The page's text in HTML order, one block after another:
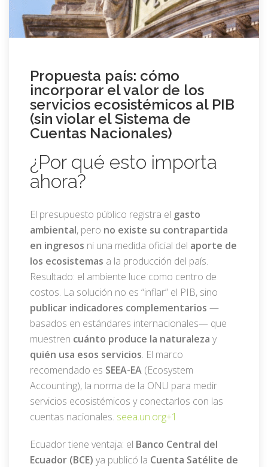
Propuesta país: cómo
incorporar el valor de los
servicios ecosistémicos al PIB
(sin violar el Sistema de
Cuentas Nacionales)
¿Por qué esto importa
ahora?
El presupuesto público registra el gasto
ambiental, pero no existe su contrapartida
en ingresos ni una medida oficial del aporte de
los ecosistemas a la producción del país.
Resultado: el ambiente luce como centro de
costos. La solución no es “inflar” el PIB, sino
publicar indicadores complementarios —
basados en estándares internacionales— que
muestren cuánto produce la naturaleza y
quién usa esos servicios. El marco
recomendado es SEEA-EA (Ecosystem
Accounting), la norma de la ONU para medir
servicios ecosistémicos y conectarlos con las
cuentas nacionales. seea.un.org+1
Ecuador tiene ventaja: el Banco Central del
Ecuador (BCE) ya publicó la Cuenta Satélite de